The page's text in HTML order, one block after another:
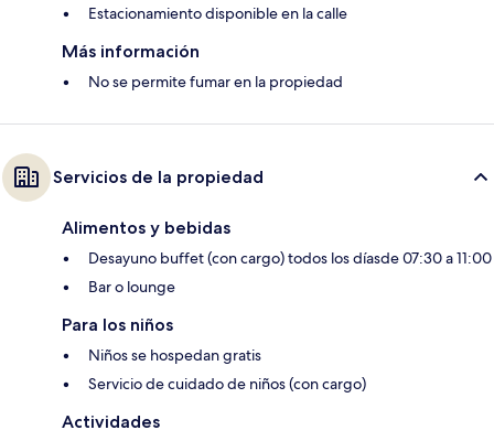
Estacionamiento disponible en la calle
Más información
No se permite fumar en la propiedad
Servicios de la propiedad
Alimentos y bebidas
Desayuno buffet (con cargo) todos los díasde 07:30 a 11:00
Bar o lounge
Para los niños
Niños se hospedan gratis
Servicio de cuidado de niños (con cargo)
Actividades